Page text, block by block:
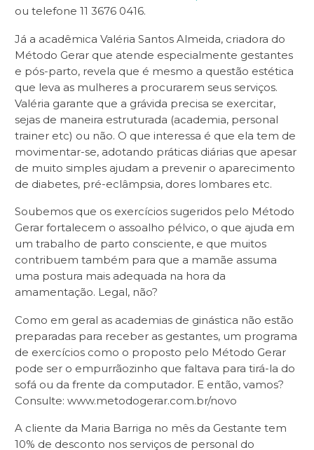
ou telefone 11 3676 0416.
Já a acadêmica Valéria Santos Almeida, criadora do
Método Gerar que atende especialmente gestantes
e pós-parto, revela que é mesmo a questão estética
que leva as mulheres a procurarem seus serviços.
Valéria garante que a grávida precisa se exercitar,
sejas de maneira estruturada (academia, personal
trainer etc) ou não. O que interessa é que ela tem de
movimentar-se, adotando práticas diárias que apesar
de muito simples ajudam a prevenir o aparecimento
de diabetes, pré-eclâmpsia, dores lombares etc.
Soubemos que os exercícios sugeridos pelo Método
Gerar fortalecem o assoalho pélvico, o que ajuda em
um trabalho de parto consciente, e que muitos
contribuem também para que a mamãe assuma
uma postura mais adequada na hora da
amamentação. Legal, não?
Como em geral as academias de ginástica não estão
preparadas para receber as gestantes, um programa
de exercícios como o proposto pelo Método Gerar
pode ser o empurrãozinho que faltava para tirá-la do
sofá ou da frente da computador. E então, vamos?
Consulte: www.metodogerar.com.br/novo
A cliente da Maria Barriga no mês da Gestante tem
10% de desconto nos serviços de personal do